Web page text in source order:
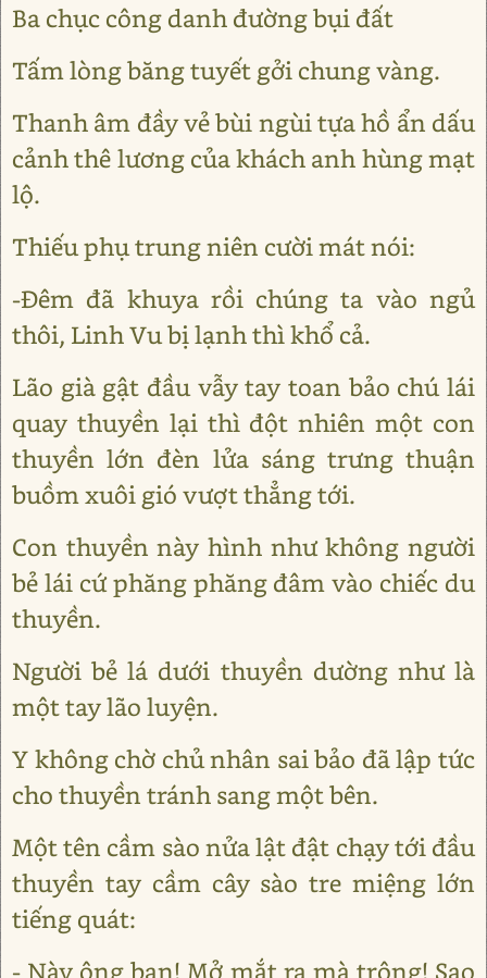
Ba chục công danh đường bụi đất
Tấm lòng băng tuyết gởi chung vàng.
Thanh âm đầy vẻ bùi ngùi tựa hồ ẩn dấu
cảnh thê lương của khách anh hùng mạt
lộ.
Thiếu phụ trung niên cười mát nói:
-Ðêm đã khuya rồi chúng ta vào ngủ
thôi, Linh Vu bị lạnh thì khổ cả.
Lão già gật đầu vẫy tay toan bảo chú lái
quay thuyền lại thì đột nhiên một con
thuyền lớn đèn lửa sáng trưng thuận
buồm xuôi gió vượt thẳng tới.
Con thuyền này hình như không người
bẻ lái cứ phăng phăng đâm vào chiếc du
thuyền.
Người bẻ lá dưới thuyền dường như là
một tay lão luyện.
Y không chờ chủ nhân sai bảo đã lập tức
cho thuyền tránh sang một bên.
Một tên cầm sào nửa lật đật chạy tới đầu
thuyền tay cầm cây sào tre miệng lớn
tiếng quát:
- Này ông bạn! Mở mắt ra mà trông! Sao